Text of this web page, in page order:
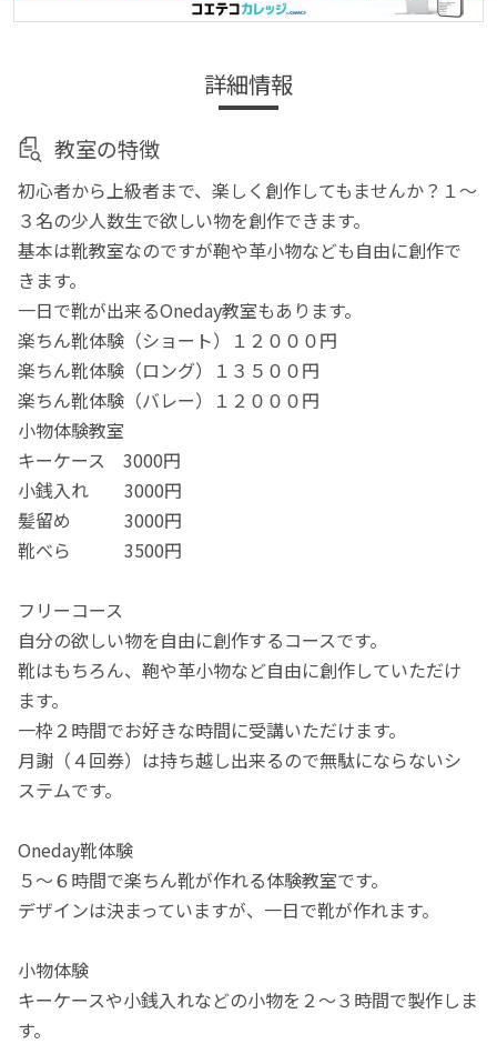
詳細情報
教室の特徴
初心者から上級者まで、楽しく創作してもませんか？１〜
３名の少人数生で欲しい物を創作できます。
基本は靴教室なのですが鞄や革小物なども自由に創作で
きます。
一日で靴が出来るOneday教室もあります。
楽ちん靴体験（ショート）１２０００円
楽ちん靴体験（ロング）１３５００円
楽ちん靴体験（バレー）１２０００円
小物体験教室
キーケース 3000円
小銭入れ 3000円
髪留め 3000円
靴べら 3500円
フリーコース
自分の欲しい物を自由に創作するコースです。
靴はもちろん、鞄や革小物など自由に創作していただけ
ます。
一枠２時間でお好きな時間に受講いただけます。
月謝（４回券）は持ち越し出来るので無駄にならないシ
ステムです。
Oneday靴体験
５〜６時間で楽ちん靴が作れる体験教室です。
デザインは決まっていますが、一日で靴が作れます。
小物体験
キーケースや小銭入れなどの小物を２〜３時間で製作しま
す。